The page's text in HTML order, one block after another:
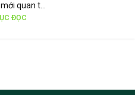
quan t...
ĐỌC